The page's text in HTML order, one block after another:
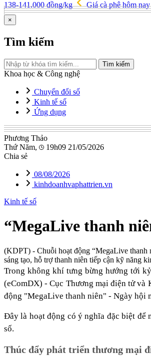
138-141.000 đồng/kg
Giá cà phê hôm
×
Tìm kiếm
Tìm kiếm
Khoa học & Công nghệ
Chuyển đổi số
Kinh tế số
Ứng dụng
Phương Thảo
Thứ Năm,
19h09 21/05/2026
Chia sẻ
08/08/2026
kinhdoanhvaphattrien.vn
Kinh tế số
“MegaLive thanh
(KDPT) - Chuỗi hoạt động “MegaLive
sáng tạo, hỗ trợ thanh niên tiếp cận kỹ năng
Trong không khí tưng bừng hướng tới
(eComDX) - Cục Thương mại điện tử và
động "MegaLive thanh niên" - Ngày hội
Đây là hoạt động có ý nghĩa đặc biệt để
số.
Thúc đẩy phát triển thương mại